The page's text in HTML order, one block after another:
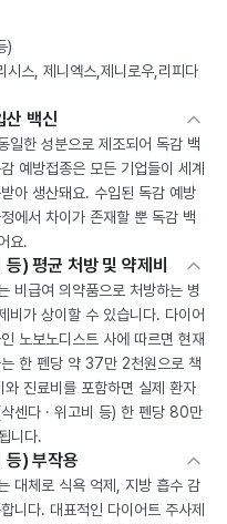
)
스, 제니엑스,제니로우,리피다
산 백신
일한 성분으로 제조되어 독감 백
예방접종은 모든 기업들이 세계
아 생산돼요. 수입된 독감 예방
에서 차이가 존재할 뿐 독감 백
요.
) 평균 처방 및 약제비
비급여 의약품으로 처방하는 병
비가 상이할 수 있습니다. 다이어
노보노디스트 사에 따르면 현재
한 펜당 약 37만 2천원으로 책
진료비를 포함하면 실제 환자
센다 · 위고비 등) 한 펜당 80만
니다.
등) 부작용
대체로 식욕 억제, 지방 흡수 감
니다. 대표적인 다이어트 주사제